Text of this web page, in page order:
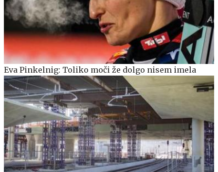
Eva Pinkelnig: Toliko moči že dolgo nisem imela